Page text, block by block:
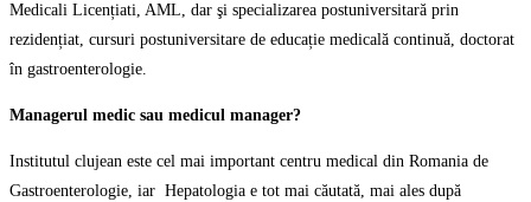
Medicali Licențiati, AML, dar şi specializarea postuniversitară prin
rezidențiat, cursuri postuniversitare de educație medicală continuă, doctorat
în gastroenterologie.
Managerul medic sau medicul manager?
Institutul clujean este cel mai important centru medical din Romania de
Gastroenterologie, iar Hepatologia e tot mai căutată, mai ales după